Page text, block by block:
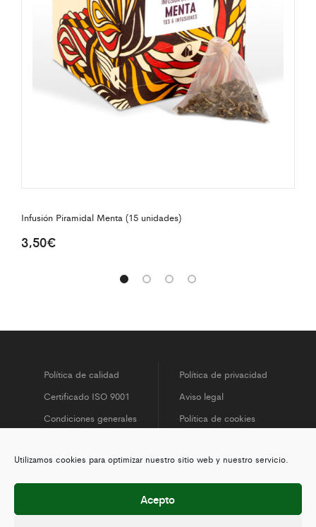
Utilizamos cookies para optimizar nuestro sitio web y nuestro servicio.
Acepto
Infusión Piramidal Menta (15 unidades)
3,50€
Política de calidad
Certificado ISO 9001
Condiciones generales
Política de privacidad
Aviso legal
Política de cookies